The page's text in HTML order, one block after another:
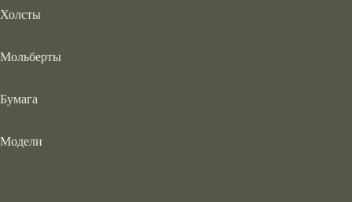
Холсты
Мольберты
Бумага
Модели